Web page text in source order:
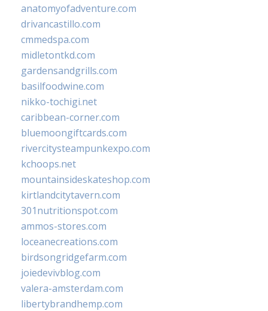
anatomyofadventure.com
drivancastillo.com
cmmedspa.com
midletontkd.com
gardensandgrills.com
basilfoodwine.com
nikko-tochigi.net
caribbean-corner.com
bluemoongiftcards.com
rivercitysteampunkexpo.com
kchoops.net
mountainsideskateshop.com
kirtlandcitytavern.com
301nutritionspot.com
ammos-stores.com
loceanecreations.com
birdsongridgefarm.com
joiedevivblog.com
valera-amsterdam.com
libertybrandhemp.com